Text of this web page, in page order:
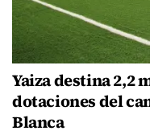
Yaiza destina 2,2
dotaciones del
Blanca